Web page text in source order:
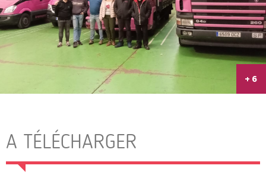
+ 6
A TÉLÉCHARGER